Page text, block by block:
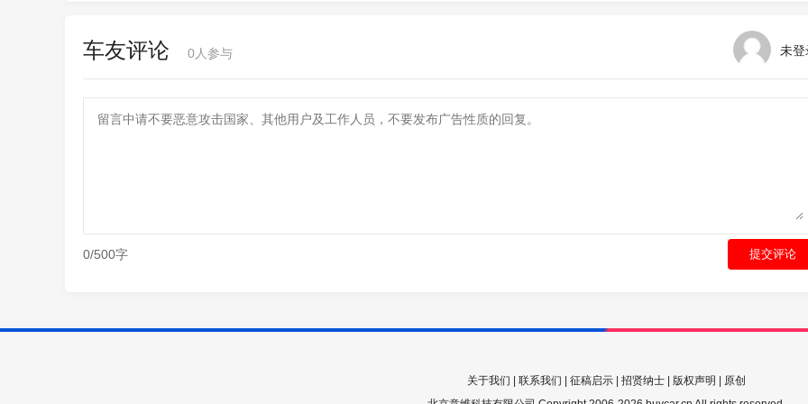
未登
车友评论 0 人参与
0/500字 提交评论
关于我们 联系我们 征稿启示| 招贤纳士| 版权声明
原创